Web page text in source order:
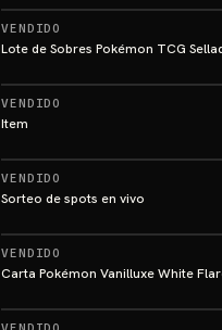
VENDIDO
Lote de Sobres Pokémon TCG
VENDIDO
Item
VENDIDO
Sorteo de spots en vivo
VENDIDO
Carta Pokémon Vanilluxe White